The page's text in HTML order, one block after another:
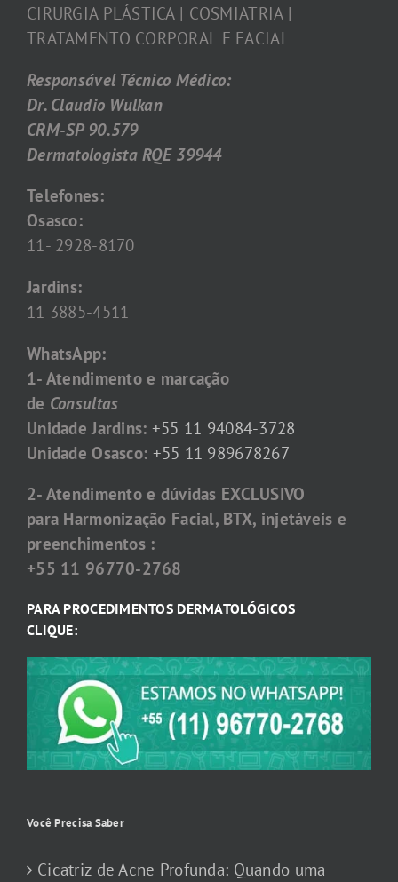
CIRURGIA PLÁSTICA | COSMIATRIA |
TRATAMENTO CORPORAL E FACIAL
Responsável Técnico Médico:
Dr. Claudio Wulkan
CRM-SP 90.579
Dermatologista RQE 39944
Telefones:
Osasco:
11- 2928-8170
Jardins:
11 3885-4511
WhatsApp:
1- Atendimento e marcação
de Consultas
Unidade Jardins: +55 11 94084-3728
Unidade Osasco: +55 11 989678267
2- Atendimento e dúvidas EXCLUSIVO
para Harmonização Facial, BTX, injetáveis e
preenchimentos :
+55 11 96770-2768
PARA PROCEDIMENTOS DERMATOLÓGICOS
CLIQUE:
Você Precisa Saber
Cicatriz de Acne Profunda: Quando uma